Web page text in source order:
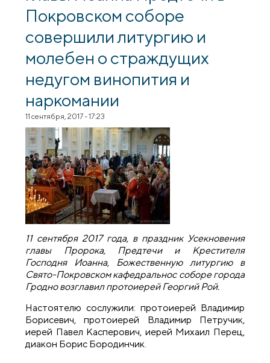
Покровском соборе
совершили литургию и
молебен о страждущих
недугом винопития и
наркомании
11 сентября, 2017 - 17:23
11 сентября 2017 года, в праздник Усекновения
главы Пророка, Предтечи и Крестителя
Господня Иоанна, Божественную литургию в
Свято-Покровском кафедральнос соборе города
Гродно возглавил протоиерей Георгий Рой.
Настоятелю сослужили: протоиерей Владимир
Борисевич, протоиерей Владимир Петручик,
иерей Павел Касперович, иерей Михаил Перец,
диакон Борис Бородинчик.